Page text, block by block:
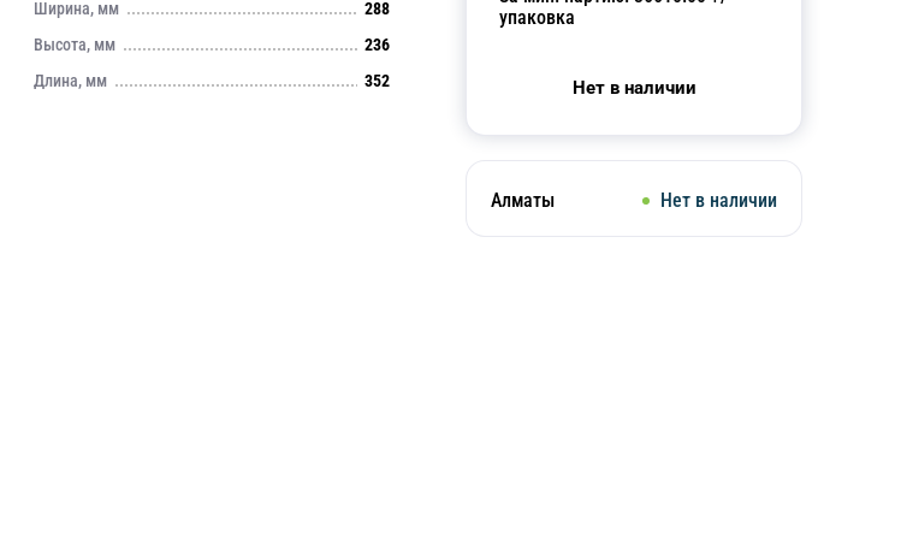
упаковка
Нет в наличии
Алматы Нет в наличии
Ширина, мм
288
Высота, мм
236
Длина, мм
352